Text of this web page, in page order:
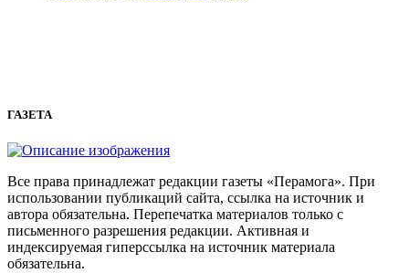
ГАЗЕТА
Все права принадлежат редакции газеты «Перамога». При
использовании публикаций сайта, ссылка на источник и
автора обязательна. Перепечатка материалов только с
письменного разрешения редакции. Активная и
индексируемая гиперссылка на источник материала
обязательна.